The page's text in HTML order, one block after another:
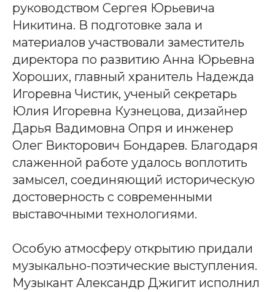
руководством Сергея Юрьевича
Никитина. В подготовке зала и
материалов участвовали заместитель
директора по развитию Анна Юрьевна
Хороших, главный хранитель Надежда
Игоревна Чистик, ученый секретарь
Юлия Игоревна Кузнецова, дизайнер
Дарья Вадимовна Опря и инженер
Олег Викторович Бондарев. Благодаря
слаженной работе удалось воплотить
замысел, соединяющий историческую
достоверность с современными
выставочными технологиями.
Особую атмосферу открытию придали
музыкально-поэтические выступления.
Музыкант Александр Джигит исполнил